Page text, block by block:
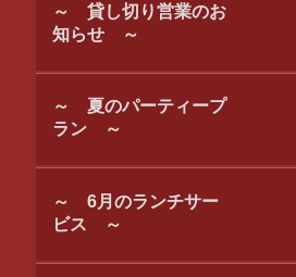
～ 貸し切り営業のお
知らせ ～
～ 夏のパーティープ
ラン ～
～ 6月のランチサー
ビス ～